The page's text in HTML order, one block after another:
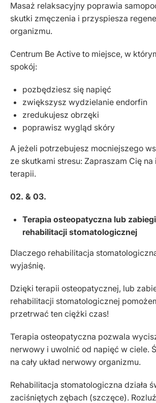
Masaż relaksacyjny poprawia
skutki zmęczenia i przyspiesza
organizmu.
Centrum Be Active to miejsce, w
spokój:
pozbędziesz się napięć
zwiększysz wydzielanie endorfin
zredukujesz obrzęki
poprawisz wygląd skóry
A jeżeli potrzebujesz mocniejszego
ze skutkami stresu: Zapraszam Cię na
terapii.
02. & 03.
Terapia osteopatyczna lub
rehabilitacji stomatologicznej
Dlaczego rehabilitacja
wyjaśnię.
Dzięki terapii osteopatycznej, lub
rehabilitacji stomatologicznej
przetrwać ten ciężki czas!
Terapia osteopatyczna pozwala
nerwowy i uwolnić od napięć w ciele.
na cały układ nerwowy organizmu.
Rehabilitacja stomatologiczna działa
zaciśniętych zębach (szczęce).